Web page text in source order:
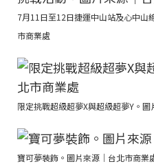
7月11日至12日捷運中山站及心中山
市商業處
限定挑戰超級超夢X與超級超夢Y。
寶可夢裝飾。圖片來源｜台北市商業